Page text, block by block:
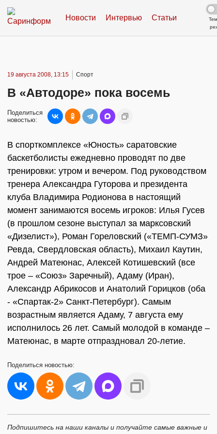
Новости Интервью Статьи
19 августа 2008, 13:15 Спорт
В «Автодоре» пока восемь
Поделиться
новостью:
В спорткомплексе «Юность» саратовские
баскетболисты ежедневно проводят по две
тренировки: утром и вечером. Под руководством
тренера Александра Гуторова и президента
клуба Владимира Родионова в настоящий
момент занимаются восемь игроков: Илья Гусев
(в прошлом сезоне выступал за марксовский
«Дизелист»), Роман Гореловский («ТЕМП-СУМЗ»
Ревда, Свердловская область), Михаил Каутин,
Андрей Матеюнас, Алексей Котишевский (все
трое – «Союз» Заречный), Адаму (Иран),
Александр Абрикосов и Анатолий Горицков (оба
- «Спартак-2» Санкт-Петербург). Самым
возрастным является Адаму, 7 августа ему
исполнилось 26 лет. Самый молодой в команде –
Матеюнас, в марте отпраздновал 20-летие.
Поделиться новостью:
Подпишитесь на наши каналы и получайте самые важные и